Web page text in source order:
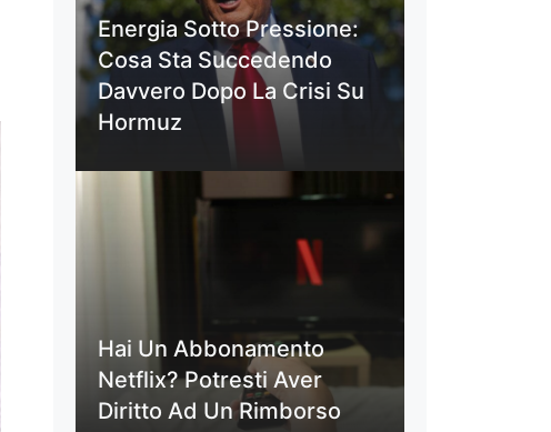
Energia Sotto Pressione:
Cosa Sta Succedendo
Davvero Dopo La Crisi Su
Hormuz
Hai Un Abbonamento
Netflix? Potresti Aver
Diritto Ad Un Rimborso